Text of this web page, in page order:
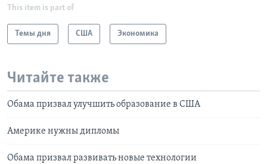
This item is part of
Темы дня США Экономика
Читайте также
Обама призвал улучшить образование в США
Америке нужны дипломы
Обама призвал развивать новые технологии